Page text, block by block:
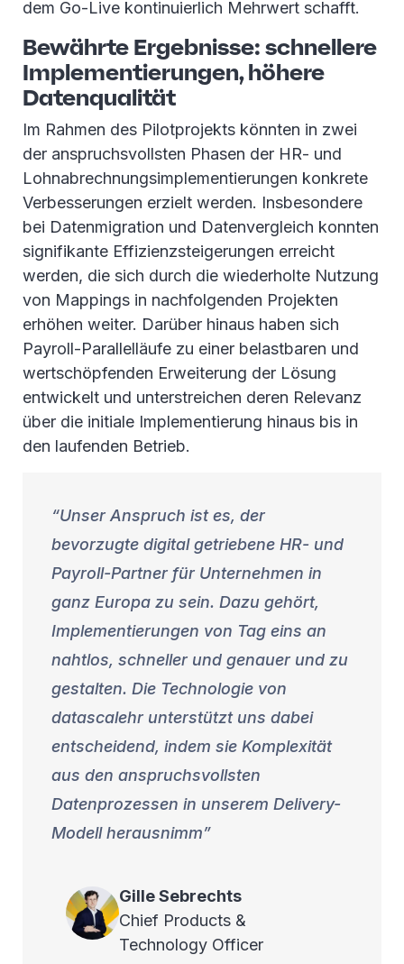
dem Go-Live kontinuierlich Mehrwert schafft.
Bewährte Ergebnisse: schnellere
Implementierungen, höhere
Datenqualität
Im Rahmen des Pilotprojekts könnten in zwei
der anspruchsvollsten Phasen der HR- und
Lohnabrechnungsimplementierungen konkrete
Verbesserungen erzielt werden. Insbesondere
bei Datenmigration und Datenvergleich konnten
signifikante Effizienzsteigerungen erreicht
werden, die sich durch die wiederholte Nutzung
von Mappings in nachfolgenden Projekten
erhöhen weiter. Darüber hinaus haben sich
Payroll-Parallelläufe zu einer belastbaren und
wertschöpfenden Erweiterung der Lösung
entwickelt und unterstreichen deren Relevanz
über die initiale Implementierung hinaus bis in
den laufenden Betrieb.
Unser Anspruch ist es, der
bevorzugte digital getriebene HR- und
Payroll-Partner für Unternehmen in
ganz Europa zu sein. Dazu gehört,
Implementierungen von Tag eins an
nahtlos, schneller und genauer und zu
gestalten. Die Technologie von
datascalehr unterstützt uns dabei
entscheidend, indem sie Komplexität
aus den anspruchsvollsten
Datenprozessen in unserem Delivery-
Modell herausnimm
GilleSebrechts
Chief Products &
Technology Officer